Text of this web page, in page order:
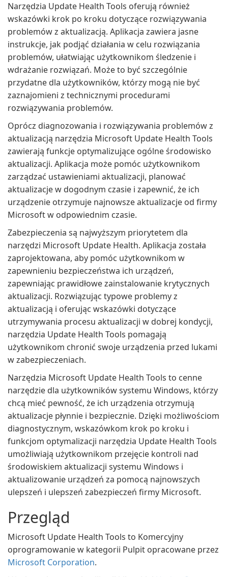
Narzędzia Update Health Tools oferują również
wskazówki krok po kroku dotyczące rozwiązywania
problemów z aktualizacją. Aplikacja zawiera jasne
instrukcje, jak podjąć działania w celu rozwiązania
problemów, ułatwiając użytkownikom śledzenie i
wdrażanie rozwiązań. Może to być szczególnie
przydatne dla użytkowników, którzy mogą nie być
zaznajomieni z technicznymi procedurami
rozwiązywania problemów.
Oprócz diagnozowania i rozwiązywania problemów z
aktualizacją narzędzia Microsoft Update Health Tools
zawierają funkcje optymalizujące ogólne środowisko
aktualizacji. Aplikacja może pomóc użytkownikom
zarządzać ustawieniami aktualizacji, planować
aktualizacje w dogodnym czasie i zapewnić, że ich
urządzenie otrzymuje najnowsze aktualizacje od firmy
Microsoft w odpowiednim czasie.
Zabezpieczenia są najwyższym priorytetem dla
narzędzi Microsoft Update Health. Aplikacja została
zaprojektowana, aby pomóc użytkownikom w
zapewnieniu bezpieczeństwa ich urządzeń,
zapewniając prawidłowe zainstalowanie krytycznych
aktualizacji. Rozwiązując typowe problemy z
aktualizacją i oferując wskazówki dotyczące
utrzymywania procesu aktualizacji w dobrej kondycji,
narzędzia Update Health Tools pomagają
użytkownikom chronić swoje urządzenia przed lukami
w zabezpieczeniach.
Narzędzia Microsoft Update Health Tools to cenne
narzędzie dla użytkowników systemu Windows, którzy
chcą mieć pewność, że ich urządzenia otrzymują
aktualizacje płynnie i bezpiecznie. Dzięki możliwościom
diagnostycznym, wskazówkom krok po kroku i
funkcjom optymalizacji narzędzia Update Health Tools
umożliwiają użytkownikom przejęcie kontroli nad
środowiskiem aktualizacji systemu Windows i
aktualizowanie urządzeń za pomocą najnowszych
ulepszeń i ulepszeń zabezpieczeń firmy Microsoft.
Przegląd
Microsoft Update Health Tools to Komercyjny
oprogramowanie w kategorii Pulpit opracowane przez
Microsoft Corporation.